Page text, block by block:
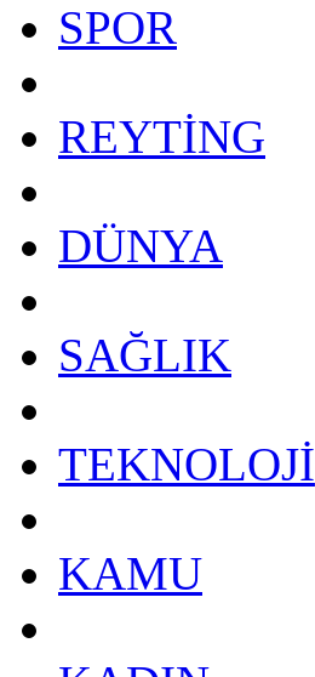
SPOR
REYTİNG
DÜNYA
SAĞLIK
TEKNOLOJİ
KAMU